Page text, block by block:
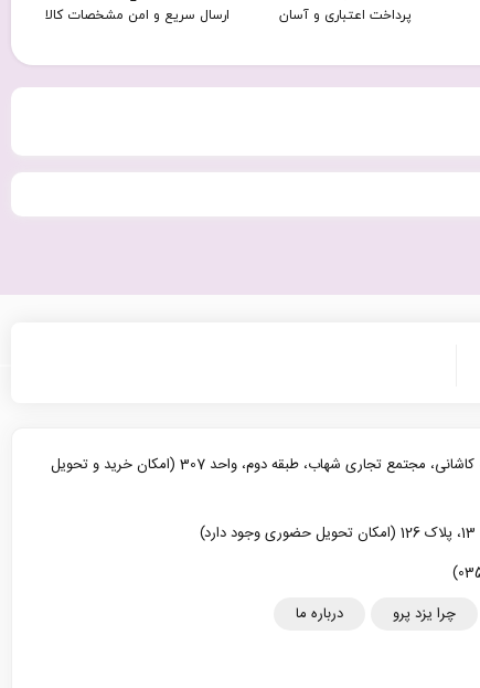
پرداخت اعتباری و آسان ارسال سریع و امن مشخصات کالا
یزد، خیابان آیت الله کاشانی، مجتمع تجاری شهاب، طبقه دوم، واحد 307 (امکان خرید و تحویل
چرا یزد پرو درباره ما